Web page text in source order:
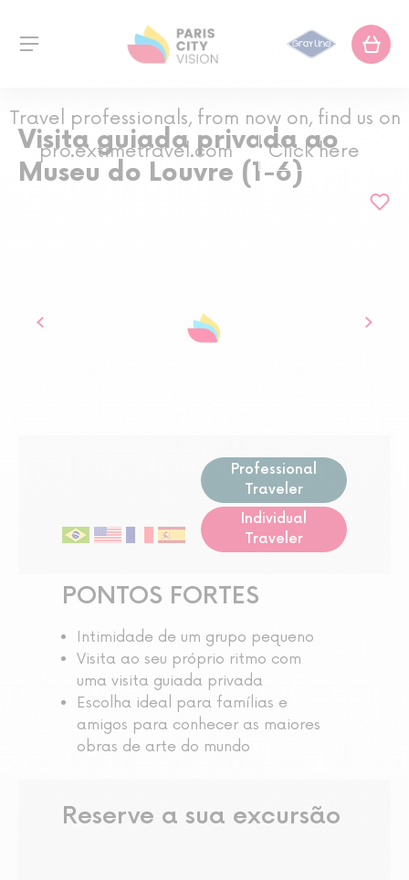
Travel professionals, from now on, find us on
pro.extimetravel.com
Click here
Visita guiada privada ao
Museu do Louvre (1-6)
Professional
Traveler
Individual
Traveler
PONTOS FORTES
Intimidade de um grupo pequeno
Visita ao seu próprio ritmo com
uma visita guiada privada
Escolha ideal para famílias e
amigos para conhecer as maiores
obras de arte do mundo
Reserve a sua excursão